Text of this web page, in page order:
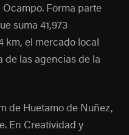
Forma parte
suma 41,973
km, el mercado local
las agencias de la
de Huetamo de Nuñez,
En Creatividad y